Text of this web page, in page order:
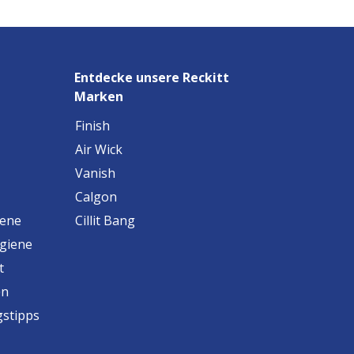
Entdecke unsere Reckitt
Marken
Finish
Air Wick
Vanish
Calgon
Cillit Bang